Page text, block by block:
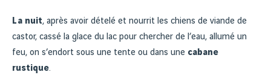
La nuit, après avoir dételé et nourrit les chiens de viande de
castor, cassé la glace du lac pour chercher de l’eau, allumé un
feu, on s’endort sous une tente ou dans une cabane
rustique.